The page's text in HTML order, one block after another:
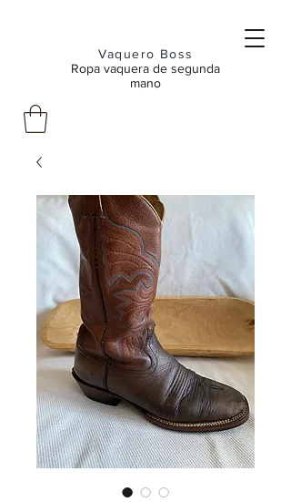
Vaquero Boss
Ropa vaquera de segunda
mano